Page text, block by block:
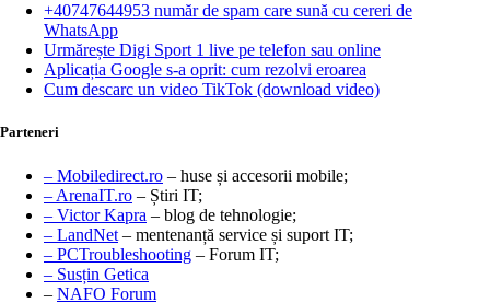
+40747644953 număr de spam care sună cu cereri de
WhatsApp
Urmărește Digi Sport 1 live pe telefon sau online
Aplicația Google s-a oprit: cum rezolvi eroarea
Cum descarc un video TikTok (download video)
Parteneri
– Mobiledirect.ro – huse și accesorii mobile;
– ArenaIT.ro – Știri IT;
– Victor Kapra – blog de tehnologie;
– LandNet – mentenanță service și suport IT;
– PCTroubleshooting – Forum IT;
– Susțin Getica
– NAFO Forum